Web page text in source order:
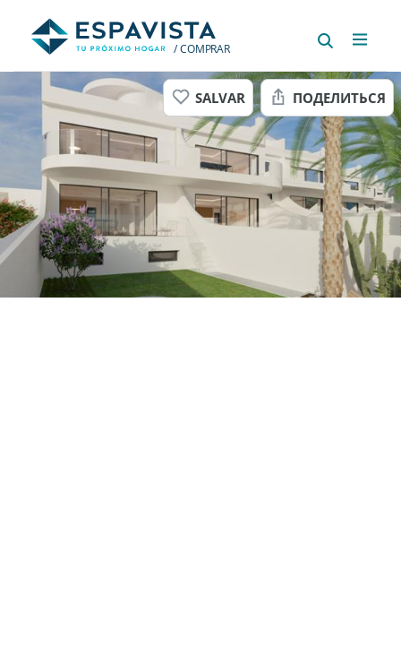
/ COMPRAR
SALVAR ПОДЕЛИТЬСЯ